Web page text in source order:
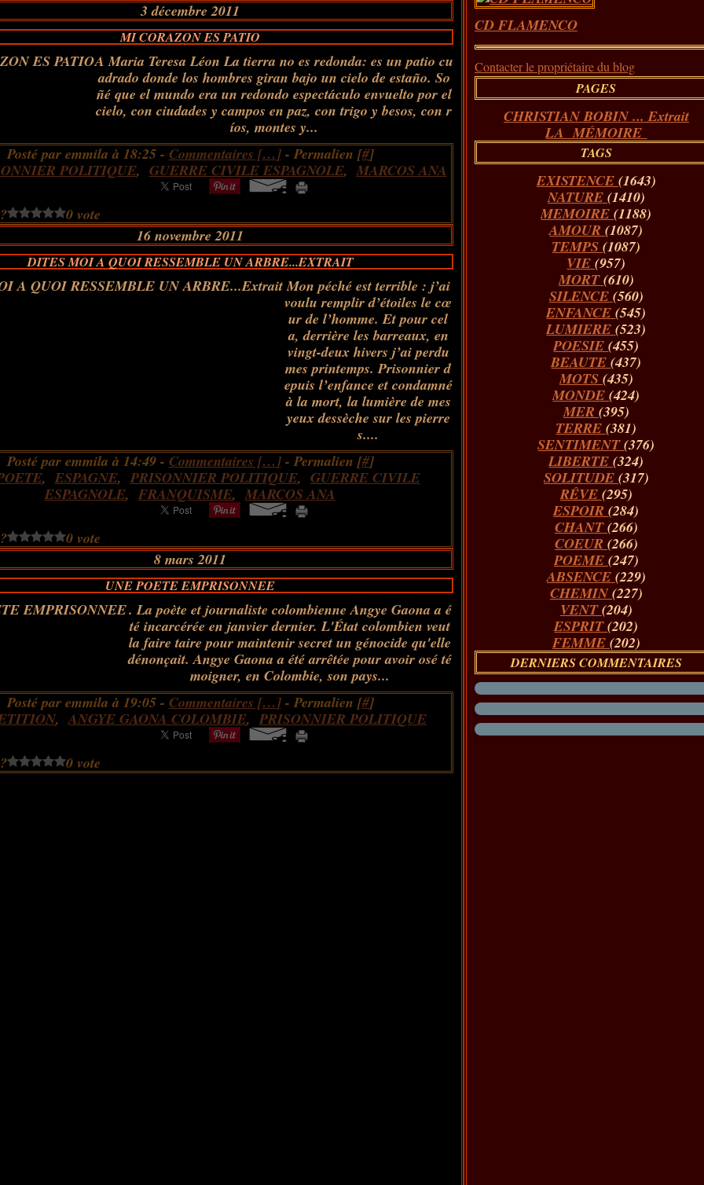
3 décembre 2011
MI CORAZON ES PATIO
A Maria Teresa Léon La tierra no es redonda: es un patio cu
adrado donde los hombres giran bajo un cielo de estaño. So
ñé que el mundo era un redondo espectáculo envuelto por el
cielo, con ciudades y campos en paz, con trigo y besos, con r
íos, montes y...
Posté par emmila à 18:25 - Commentaires […]- Permalien [#]
POLITIQUE, GUERRE CIVILE ESPAGNOLE, MARCOS ANA
0 vote
16 novembre 2011
DITES MOI A QUOI RESSEMBLE UN ARBRE...EXTRAIT
Mon péché est terrible : j’ai
voulu remplir d’étoiles le cœ
ur de l’homme. Et pour cel
a, derrière les barreaux, en
vingt-deux hivers j’ai perdu
mes printemps. Prisonnier d
epuis l’enfance et condamné
à la mort, la lumière de mes
yeux dessèche sur les pierre
s....
Posté par emmila à 14:49 - Commentaires […]- Permalien [#]
, ESPAGNE, PRISONNIER POLITIQUE, GUERRE CIVILE
ESPAGNOLE, FRANQUISME, MARCOS ANA
0 vote
8 mars 2011
UNE POETE EMPRISONNEE
. La poète et journaliste colombienne Angye Gaona a é
té incarcérée en janvier dernier. L'État colombien veut
la faire taire pour maintenir secret un génocide qu'elle
dénonçait. Angye Gaona a été arrêtée pour avoir osé té
moigner, en Colombie, son pays...
Posté par emmila à 19:05 - Commentaires […]- Permalien [#]
,ANGYE GAONA COLOMBIE, PRISONNIER POLITIQUE
0 vote
CD FLAMENCO
Contacter le propriétaire du blog
PAGES
CHRISTIAN BOBIN ... Extrait
LA MÉMOIRE
TAGS
EXISTENCE (1643)
NATURE (1410)
MEMOIRE(1188)
AMOUR(1087)
TEMPS(1087)
VIE(957)
MORT(610)
SILENCE (560)
ENFANCE(545)
LUMIERE(523)
POESIE(455)
BEAUTE(437)
MOTS (435)
MONDE(424)
MER (395)
TERRE(381)
SENTIMENT(376)
LIBERTE(324)
SOLITUDE (317)
RÊVE (295)
ESPOIR(284)
CHANT(266)
COEUR (266)
POEME (247)
ABSENCE (229)
CHEMIN(227)
VENT(204)
ESPRIT(202)
FEMME (202)
DERNIERS COMMENTAIRES